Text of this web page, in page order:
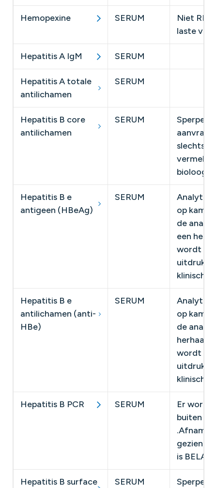
Hemopexine SERUM
​Niet
laste van
Hepatitis A IgM SERUM
Hepatitis A totale
antilichamen
SERUM
Hepatitis B core
antilichamen
SERUM
slechts
bioloog.
Hepatitis B e
antigeen (HBeAg)
SERUM
op
de
een
wordt de
klinisch
Hepatitis B e
antilichamen (anti-
HBe)
SERUM
op
de
wordt de
klinisch
Hepatitis B PCR SERUM
Er wordt
buiten
.Afname
gezien er
is
Hepatitis B surface
SERUM